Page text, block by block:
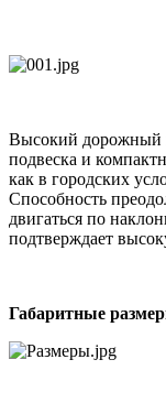
Высокий дорожный
подвеска и
как в городских
Способность
двигаться по
подтверждает
Габаритные